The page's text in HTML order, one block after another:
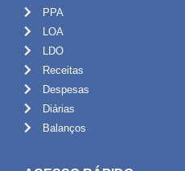
PPA
LOA
LDO
Receitas
Despesas
Diárias
Balanços